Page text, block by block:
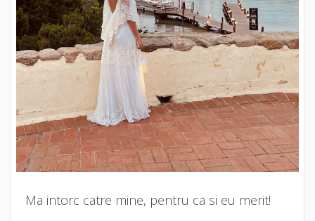
Ma intorc catre mine, pentru ca si eu merit!